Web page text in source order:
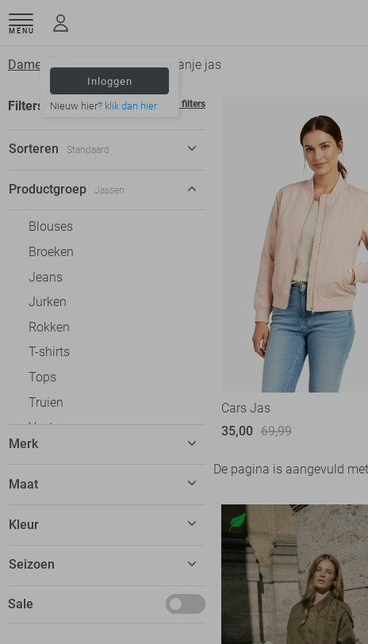
MENU
Inloggen
Nieuw hier? klik dan hier
Dameskleding Jassen Oranje jas
Filters Wis filters
Sorteren Standaard
Standaard
Productgroep Jassen
Blouses
Broeken
Jeans
Jurken
Rokken
T-shirts
Tops
Truien
Vesten
Blazers
Jassen
Merk
Cars 19
Maat
XS
Kleur
Oranje
Seizoen
Januari
Sale
Cars Jas
35,00 69,99
De pagina is aangevuld